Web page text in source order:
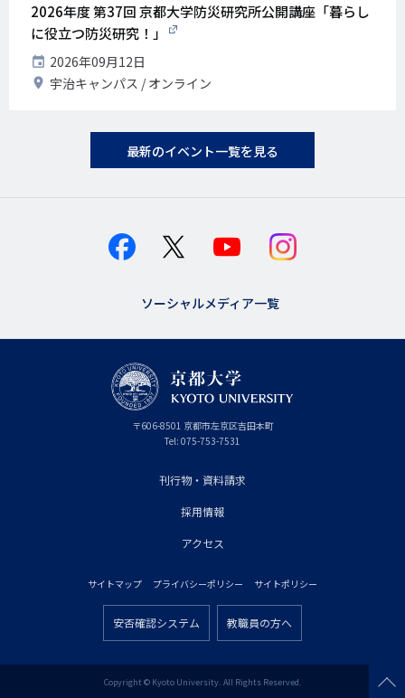
2026年度 第37回 京都大学防災研究所公開講座「暮らし
に役立つ防災研究！」
開
催
日
2026年09月12日
開 宇治キャンパス オンライン
最新のイベント一覧を見る
ソーシャルメディア一覧
〒606-8501 京
都
府
京都市左京区吉田本町
Tel: 075-753-7531
刊行物・資料請求
採用情報
アクセス
タ
サイトマップ プライバシーポリシー サイトポリシー
ッ
安否確認システム 教職員の方へ
Copyright © Kyoto University. All Rights Reserved.